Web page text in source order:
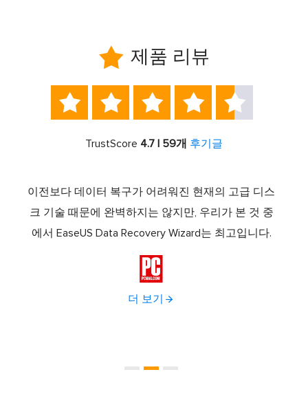
 제품 리뷰
    
TrustScore 4.7 | 59개 후기글
이전보다 데이터 복구가 어려워진 현재의 고급 디스
크 기술 때문에 완벽하지는 않지만, 우리가 본 것 중
에서 EaseUS Data Recovery Wizard는 최고입니다.

더 보기